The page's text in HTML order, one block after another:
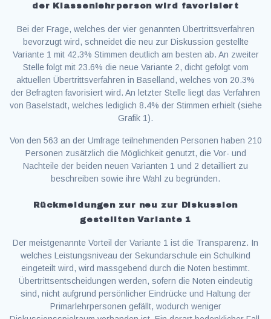
der Klassenlehrperson wird favorisiert
Bei der Frage, welches der vier genannten Übertrittsverfahren
bevorzugt wird, schneidet die neu zur Diskussion gestellte
Variante 1 mit 42.3% Stimmen deutlich am besten ab. An zweiter
Stelle folgt mit 23.6% die neue Variante 2, dicht gefolgt vom
aktuellen Übertrittsverfahren in Baselland, welches von 20.3%
der Befragten favorisiert wird. An letzter Stelle liegt das Verfahren
von Baselstadt, welches lediglich 8.4% der Stimmen erhielt (siehe
Grafik 1).
Von den 563 an der Umfrage teilnehmenden Personen haben 210
Personen zusätzlich die Möglichkeit genutzt, die Vor- und
Nachteile der beiden neuen Varianten 1 und 2 detailliert zu
beschreiben sowie ihre Wahl zu begründen.
Rückmeldungen zur neu zur Diskussion
gestellten Variante 1
Der meistgenannte Vorteil der Variante 1 ist die Transparenz. In
welches Leistungsniveau der Sekundarschule ein Schulkind
eingeteilt wird, wird massgebend durch die Noten bestimmt.
Übertrittsentscheidungen werden, sofern die Noten eindeutig
sind, nicht aufgrund persönlicher Eindrücke und Haltung der
Primarlehrpersonen gefällt, wodurch weniger